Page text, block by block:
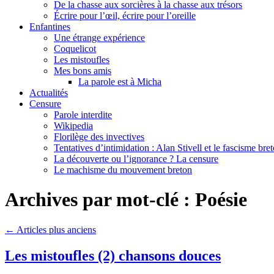
De la chasse aux sorcières à la chasse aux trésors
Écrire pour l’œil, écrire pour l’oreille
Enfantines
Une étrange expérience
Coquelicot
Les mistoufles
Mes bons amis
La parole est à Micha
Actualités
Censure
Parole interdite
Wikipedia
Florilège des invectives
Tentatives d’intimidation : Alan Stivell et le fascisme
La découverte ou l’ignorance ? La censure
Le machisme du mouvement breton
Archives par mot-clé : Poésie
← Articles plus anciens
Les mistoufles (2) chansons douces